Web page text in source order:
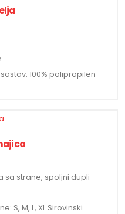
100% polipropilen
sa strane, spoljni dupli
S, M, L, XL Sirovinski